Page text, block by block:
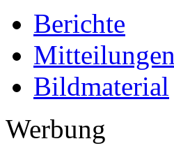
Berichte
Mitteilungen
Bildmaterial
Werbung